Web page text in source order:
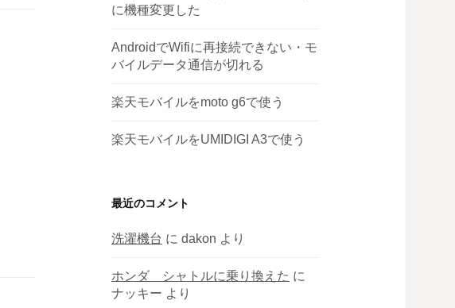
に機種変更した
AndroidでWifiに再接続できない・モ
バイルデータ通信が切れる
楽天モバイルをmoto g6で使う
楽天モバイルをUMIDIGI A3で使う
最近のコメント
洗濯機台 に dakon より
ホンダ シャトルに乗り換えた に
ナッキー より